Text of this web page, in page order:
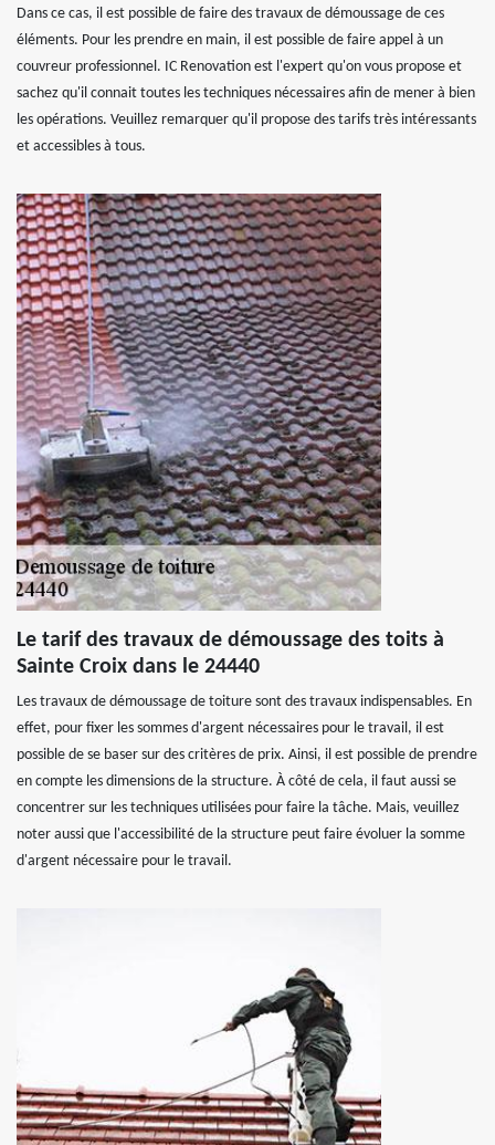
Dans ce cas, il est possible de faire des travaux de démoussage de ces
éléments. Pour les prendre en main, il est possible de faire appel à un
couvreur professionnel. IC Renovation est l'expert qu'on vous propose et
sachez qu'il connait toutes les techniques nécessaires afin de mener à bien
les opérations. Veuillez remarquer qu'il propose des tarifs très intéressants
et accessibles à tous.
Le tarif des travaux de démoussage des toits à
Sainte Croix dans le 24440
Les travaux de démoussage de toiture sont des travaux indispensables. En
effet, pour fixer les sommes d'argent nécessaires pour le travail, il est
possible de se baser sur des critères de prix. Ainsi, il est possible de prendre
en compte les dimensions de la structure. À côté de cela, il faut aussi se
concentrer sur les techniques utilisées pour faire la tâche. Mais, veuillez
noter aussi que l'accessibilité de la structure peut faire évoluer la somme
d'argent nécessaire pour le travail.